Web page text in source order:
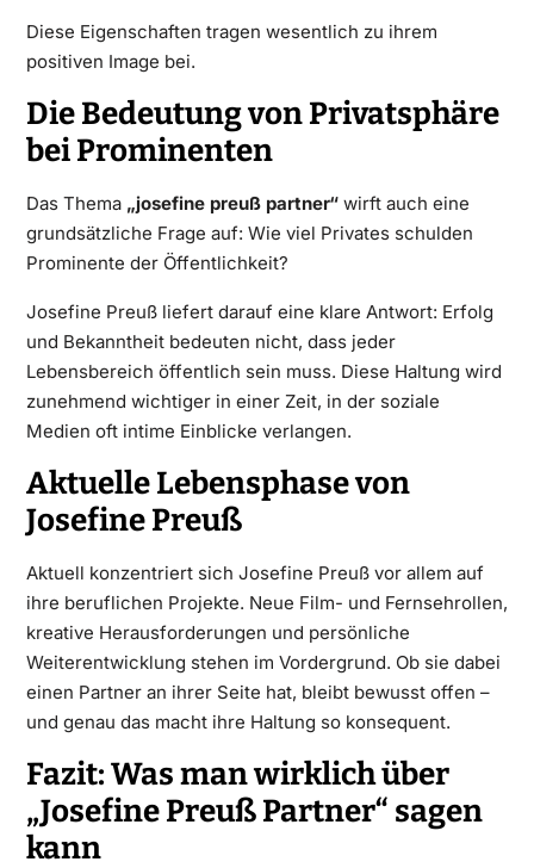
Diese Eigenschaften tragen wesentlich zu ihrem
positiven Image bei.
Die Bedeutung von Privatsphäre
bei Prominenten
Das Thema „josefine preuß partner“wirft auch eine
grundsätzliche Frage auf: Wie viel Privates schulden
Prominente der Öffentlichkeit?
Josefine Preuß liefert darauf eine klare Antwort: Erfolg
und Bekanntheit bedeuten nicht, dass jeder
Lebensbereich öffentlich sein muss. Diese Haltung wird
zunehmend wichtiger in einer Zeit, in der soziale
Medien oft intime Einblicke verlangen.
Aktuelle Lebensphase von
Josefine Preuß
Aktuell konzentriert sich Josefine Preuß vor allem auf
ihre beruflichen Projekte. Neue Film- und Fernsehrollen,
kreative Herausforderungen und persönliche
Weiterentwicklung stehen im Vordergrund. Ob sie dabei
einen Partner an ihrer Seite hat, bleibt bewusst offen –
und genau das macht ihre Haltung so konsequent.
Fazit: Was man wirklich über
„Josefine Preuß Partner“ sagen
kann